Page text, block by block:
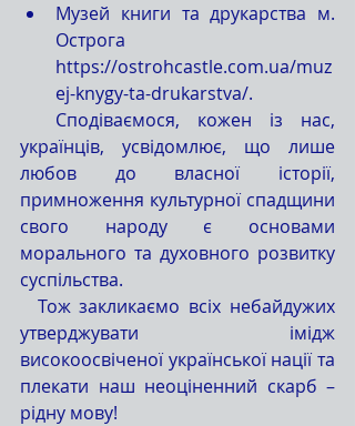
Музей книги та друкарства м.
Острога
https://ostrohcastle.com.ua/muz
ej-knygy-ta-drukarstva/.
українців, усвідомлює, що лише
любов до власної історії,
примноження культурної спадщини
свого народу є основами
морального та духовного розвитку
суспільства.
утверджувати імідж
високоосвіченої української нації та
плекати наш неоціненний скарб –
рідну мову!